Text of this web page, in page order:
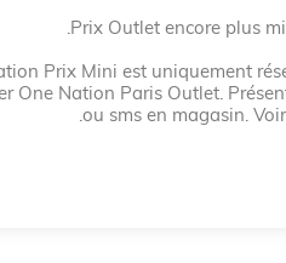
Prix Outlet encore plus
Prix Mini est uniquement
One Nation Paris Outlet.
ou sms en magasin.